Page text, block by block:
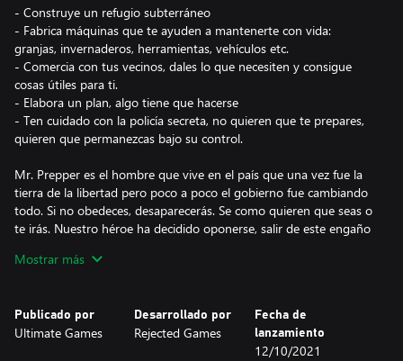
- Construye un refugio subterráneo
- Fabrica máquinas que te ayuden a mantenerte con vida:
granjas, invernaderos, herramientas, vehículos etc.
- Comercia con tus vecinos, dales lo que necesiten y consigue
cosas útiles para ti.
- Elabora un plan, algo tiene que hacerse
- Ten cuidado con la policía secreta, no quieren que te prepares,
quieren que permanezcas bajo su control.
Mr. Prepper es el hombre que vive en el país que una vez fue la
tierra de la libertad pero poco a poco el gobierno fue cambiando
todo. Si no obedeces, desaparecerás. Se como quieren que seas o
te irás. Nuestro héroe ha decidido oponerse, salir de este engaño
construir un refugio subterráneo y una máquina que le ayude a
conseguirlos y ayudarle a romper el status quo.
Mostrar más
Publicado por
Ultimate Games
Desarrollado por
Rejected Games
Fecha de
lanzamiento
12/10/2021